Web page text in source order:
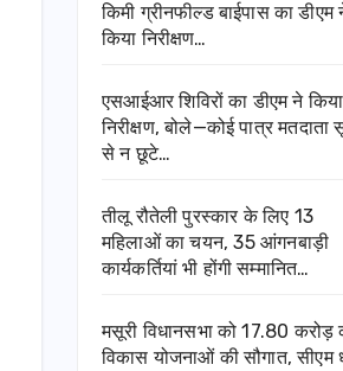
किमी ग्रीनफील्ड बाईपास का डीएम
किया निरीक्षण…
एसआईआर शिविरों का डीएम ने किया
निरीक्षण, बोले—कोई पात्र मतदाता
से न छूटे…
तीलू रौतेली पुरस्कार के लिए 13
महिलाओं का चयन, 35 आंगनबाड़ी
कार्यकर्तियां भी होंगी सम्मानित…
मसूरी विधानसभा को 17.80 करोड़
विकास योजनाओं की सौगात, सीएम